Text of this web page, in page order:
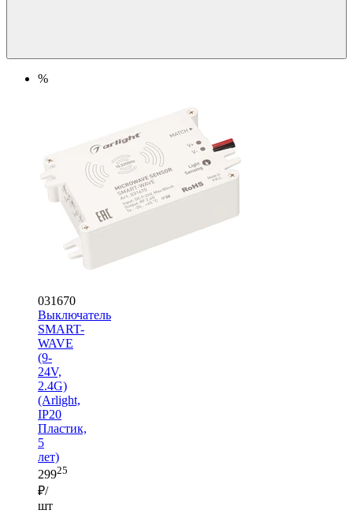
%
031670
Выключатель
SMART-
WAVE
(9-
24V,
2.4G)
(Arlight,
IP20
Пластик,
5
лет)
29925
₽/
шт